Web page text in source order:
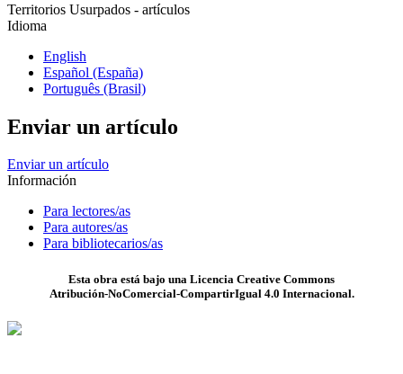
Territorios Usurpados - artículos
Idioma
English
Español (España)
Português (Brasil)
Enviar un artículo
Enviar un artículo
Información
Para lectores/as
Para autores/as
Para bibliotecarios/as
Esta obra está bajo una Licencia Creative Commons
Atribución-NoComercial-CompartirIgual 4.0 Internacional.